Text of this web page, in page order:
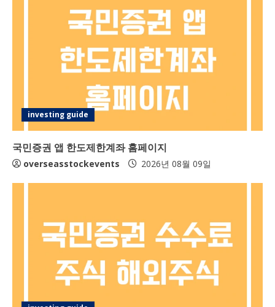
investing guide
국민증권 앱 한도제한계좌 홈페이지
overseasstockevents 2026년 08월 09일